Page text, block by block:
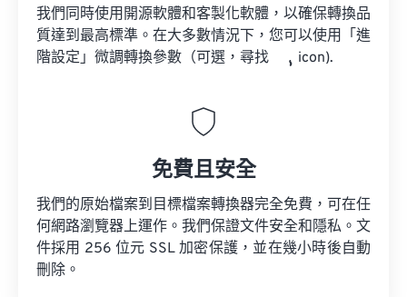
我們同時使用開源軟體和客製化軟體，以確保轉換品
質達到最高標準。在大多數情況下，您可以使用「進
階設定」微調轉換參數（可選，尋找
icon).
免費且安全
我們的原始檔案到目標檔案轉換器完全免費，可在任
何網路瀏覽器上運作。我們保證文件安全和隱私。文
件採用 256 位元 SSL 加密保護，並在幾小時後自動
刪除。